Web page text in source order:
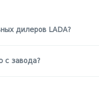
дилеров LADA?
с завода?